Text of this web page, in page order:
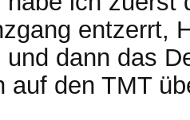
entzerrt,
und dann das
auf den TMT